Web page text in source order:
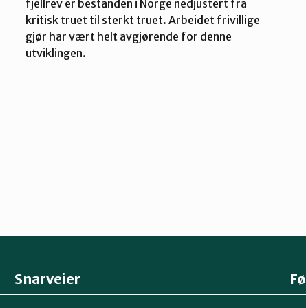
fjellrev er bestanden i Norge nedjustert fra
kritisk truet til sterkt truet. Arbeidet frivillige
gjør har vært helt avgjørende for denne
utviklingen.
Snarveier